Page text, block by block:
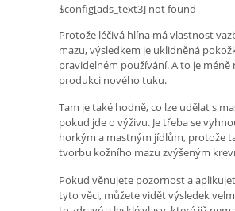
$config[ads_text3] not found
Protože léčivá hlína má vlastnost
mazu, výsledkem je uklidněná
pravidelném používání. A to je méně
produkci nového tuku.
Tam je také hodně, co lze udělat s
pokud jde o výživu. Je třeba se
horkým a mastným jídlům, protože
tvorbu kožního mazu zvýšeným
Pokud věnujete pozornost a
tyto věci, můžete vidět výsledek